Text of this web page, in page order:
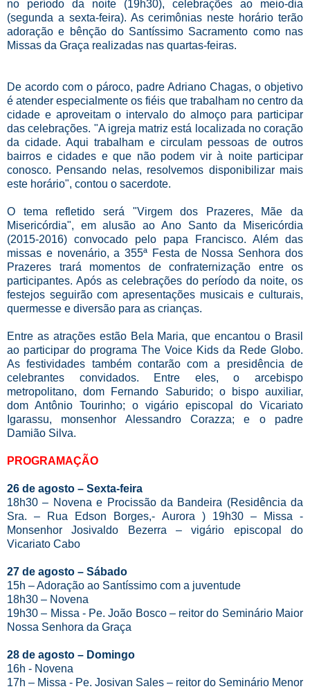
no período da noite (19h30), celebrações ao meio-dia
(segunda a sexta-feira). As cerimônias neste horário terão
adoração e bênção do Santíssimo Sacramento como nas
Missas da Graça realizadas nas quartas-feiras.
De acordo com o pároco, padre Adriano Chagas, o objetivo
é atender especialmente os fiéis que trabalham no centro da
cidade e aproveitam o intervalo do almoço para participar
das celebrações. "A igreja matriz está localizada no coração
da cidade. Aqui trabalham e circulam pessoas de outros
bairros e cidades e que não podem vir à noite participar
conosco. Pensando nelas, resolvemos disponibilizar mais
este horário", contou o sacerdote.
O tema refletido será "Virgem dos Prazeres, Mãe da
Misericórdia", em alusão ao Ano Santo da Misericórdia
(2015-2016) convocado pelo papa Francisco. Além das
missas e novenário, a 355ª Festa de Nossa Senhora dos
Prazeres trará momentos de confraternização entre os
participantes. Após as celebrações do período da noite, os
festejos seguirão com apresentações musicais e culturais,
quermesse e diversão para as crianças.
Entre as atrações estão Bela Maria, que encantou o Brasil
ao participar do programa The Voice Kids da Rede Globo.
As festividades também contarão com a presidência de
celebrantes convidados. Entre eles, o arcebispo
metropolitano, dom Fernando Saburido; o bispo auxiliar,
dom Antônio Tourinho; o vigário episcopal do Vicariato
Igarassu, monsenhor Alessandro Corazza; e o padre
Damião Silva.
PROGRAMAÇÃO
26 de agosto – Sexta-feira
18h30 – Novena e Procissão da Bandeira (Residência da
Sra. – Rua Edson Borges,- Aurora ) 19h30 – Missa -
Monsenhor Josivaldo Bezerra – vigário episcopal do
Vicariato Cabo
27 de agosto – Sábado
15h – Adoração ao Santíssimo com a juventude
18h30 – Novena
19h30 – Missa - Pe. João Bosco – reitor do Seminário Maior
Nossa Senhora da Graça
28 de agosto – Domingo
16h - Novena
17h – Missa - Pe. Josivan Sales – reitor do Seminário Menor